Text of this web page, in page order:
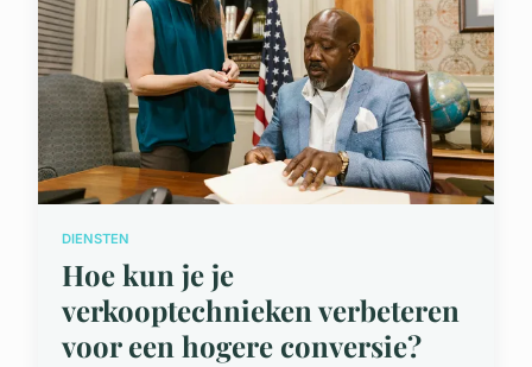
DIENSTEN
Hoe kun je je
verkooptechnieken verbeteren
voor een hogere conversie?